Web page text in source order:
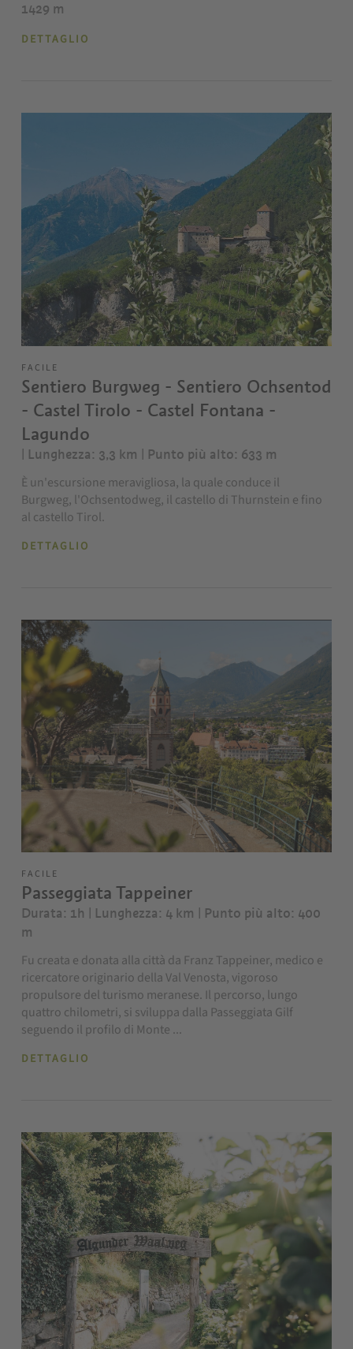
1429 m
DETTAGLIO
FACILE
Sentiero Burgweg - Sentiero Ochsentod
- Castel Tirolo - Castel Fontana -
Lagundo
| Lunghezza: 3,3 km | Punto più alto: 633 m
È un'escursione meravigliosa, la quale conduce il
Burgweg, l'Ochsentodweg, il castello di Thurnstein e fino
al castello Tirol.
DETTAGLIO
FACILE
Passeggiata Tappeiner
Durata: 1h | Lunghezza: 4 km | Punto più alto: 400
m
Fu creata e donata alla città da Franz Tappeiner, medico e
ricercatore originario della Val Venosta, vigoroso
propulsore del turismo meranese. Il percorso, lungo
quattro chilometri, si sviluppa dalla Passeggiata Gilf
seguendo il profilo di Monte ...
DETTAGLIO